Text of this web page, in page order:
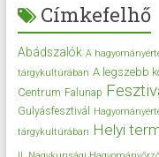
Címkefelhő
Abádszalók A
tárgykultúrában A legszebb
Centrum Falunap
Gulyásfesztivál
tárgykultúrában Helyi